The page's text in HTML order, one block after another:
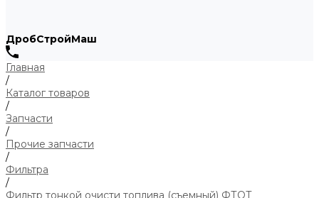
ДробСтройМаш
Главная
/
Каталог товаров
/
Запчасти
/
Прочие запчасти
/
Фильтра
/
Фильтр тонкой очисти топлива (съемный) ФТОТ